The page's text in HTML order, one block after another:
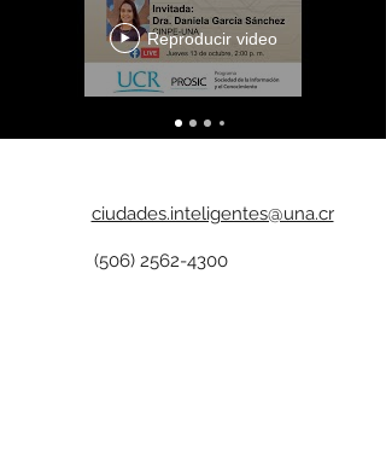
Reproducir video
ciudades.inteligentes@una.cr
(506) 2562-4300